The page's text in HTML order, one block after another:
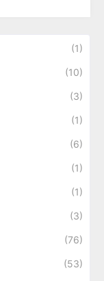
(1)
(10)
(3)
(1)
(6)
(1)
(1)
(3)
(76)
(53)